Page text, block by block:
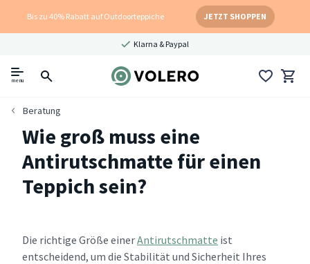
Bis zu 40% Rabatt auf Outdoorteppiche JETZT SHOPPEN
Klarna & Paypal
menu
Beratung
Wie groß muss eine
Antirutschmatte für einen
Teppich sein?
Die richtige Größe einerAntirutschmatte ist
entscheidend, um die Stabilität und Sicherheit Ihres